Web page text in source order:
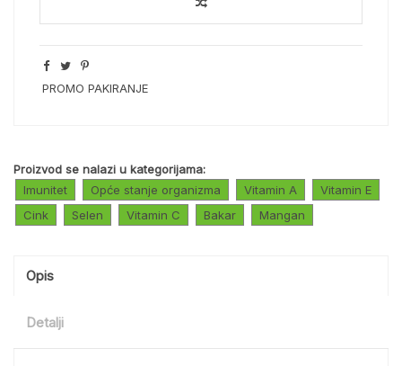
PROMO PAKIRANJE
Proizvod se nalazi u kategorijama:
Imunitet
Opće stanje organizma Vitamin A
Vitamin E
Cink
Selen Vitamin C Bakar Mangan
Opis
Detalji